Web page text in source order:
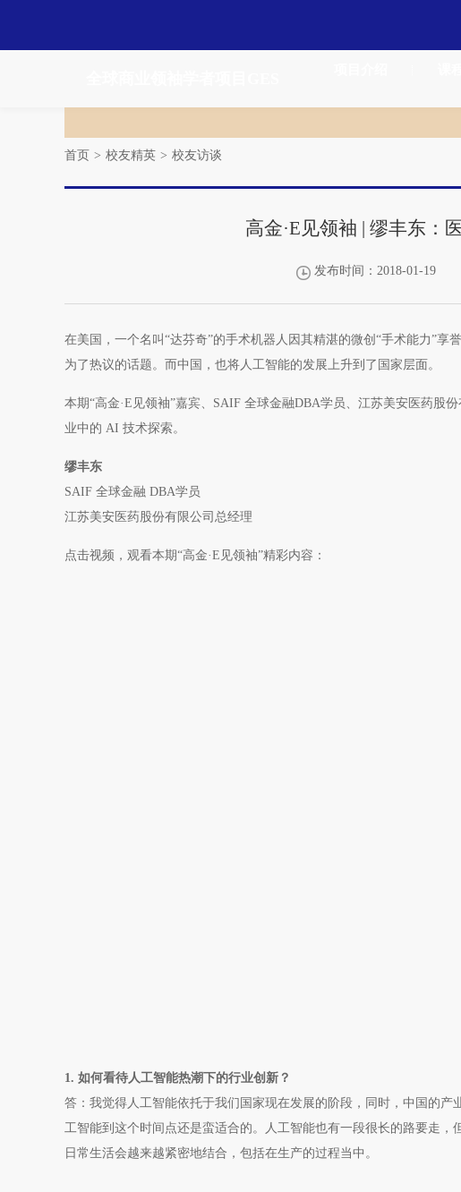
首页 > 校友精英 > 校友访谈
高金·E见领袖 | 缪丰东：
发布时间：2018-01-19
在美国，一个名叫“达芬奇”的手术机器人因其精湛的微创“手术能力”
为了热议的话题。而中国，也将人工智能的发展上升到了国家层面。
本期“高金·E见领袖”嘉宾、SAIF 全球金融DBA学员、江苏美安医药股
业中的 AI 技术探索。
缪丰东
SAIF 全球金融 DBA学员
江苏美安医药股份有限公司总经理
点击视频，观看本期“高金·E见领袖”精彩内容：
1. 如何看待人工智能热潮下的行业创新？
答：我觉得人工智能依托于我们国家现在发展的阶段，同时，中国的
工智能到这个时间点还是蛮适合的。人工智能也有一段很长的路要走
日常生活会越来越紧密地结合，包括在生产的过程当中。